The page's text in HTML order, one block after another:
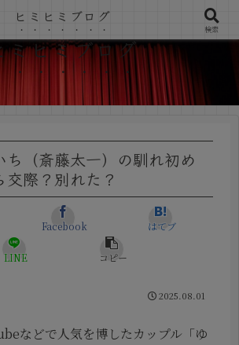
ミヒミブログ
ち（斎藤太一）の馴れ初め
交際？別れた？
Facebook はてブ
LINE コピー
2025.08.01
などで人気を博したカップル「ゆ
ヒミヒミブログ
検索